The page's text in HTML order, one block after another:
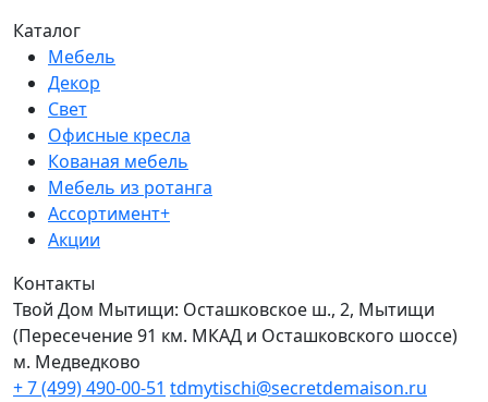
Каталог
Мебель
Декор
Свет
Офисные кресла
Кованая мебель
Мебель из ротанга
Ассортимент+
Акции
Контакты
Твой Дом Мытищи: Осташковское ш., 2, Мытищи
(Пересечение 91 км. МКАД и Осташковского шоссе)
м. Медведково
+ 7 (499) 490-00-51 tdmytischi@secretdemaison.ru